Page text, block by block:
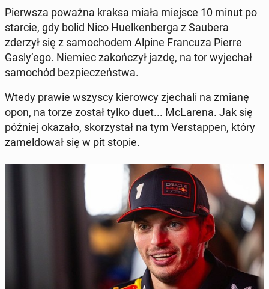
Pierw­sza poważna kraksa miała miejsce 10 minut po
starcie, gdy bolid Nico Hu­el­ken­ber­ga z Saubera
zderzył się z sa­mo­cho­dem Alpine Fran­cu­za Pierre
Gasly’ego. Niemiec za­koń­czył jazdę, na tor wy­je­chał
sa­mo­chód bez­pie­czeń­stwa.
Wtedy prawie wszyscy kie­row­cy zje­cha­li na zmianę
opon, na torze został tylko duet... McLa­re­na. Jak się
później okazało, sko­rzy­stał na tym Ver­stap­pen, który
za­mel­do­wał się w pit stopie.